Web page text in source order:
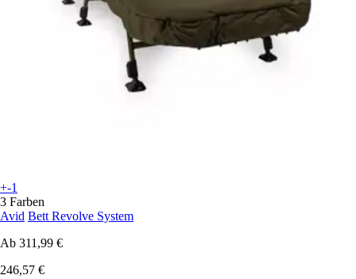
+-1
3 Farben
Avid Bett Revolve System
Ab 311,99 €
246,57 €